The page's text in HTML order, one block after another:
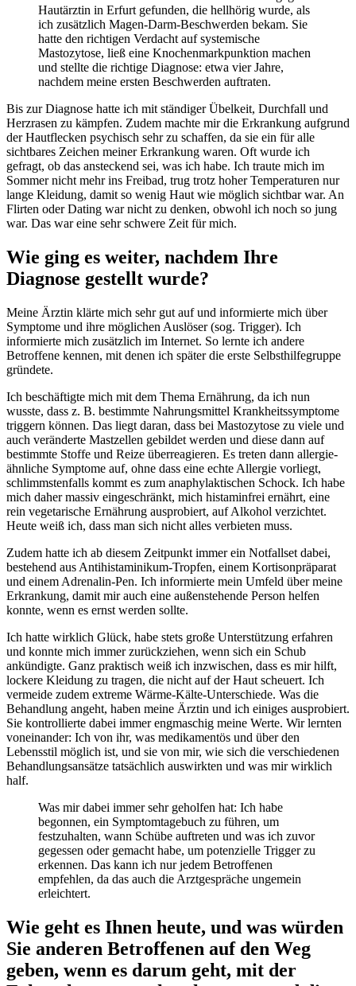
Hautärztin in Erfurt gefunden, die hellhörig wurde, als
ich zusätzlich Magen-Darm-Beschwerden bekam. Sie
hatte den richtigen Verdacht auf systemische
Mastozytose, ließ eine Knochenmarkpunktion machen
und stellte die richtige Diagnose: etwa vier Jahre,
nachdem meine ersten Beschwerden auftraten.
Bis zur Diagnose hatte ich mit ständiger Übelkeit, Durchfall und
Herzrasen zu kämpfen. Zudem machte mir die Erkrankung aufgrund
der Hautflecken psychisch sehr zu schaffen, da sie ein für alle
sichtbares Zeichen meiner Erkrankung waren. Oft wurde ich
gefragt, ob das ansteckend sei, was ich habe. Ich traute mich im
Sommer nicht mehr ins Freibad, trug trotz hoher Temperaturen nur
lange Kleidung, damit so wenig Haut wie möglich sichtbar war. An
Flirten oder Dating war nicht zu denken, obwohl ich noch so jung
war. Das war eine sehr schwere Zeit für mich.
Wie ging es weiter, nachdem Ihre
Diagnose gestellt wurde?
Meine Ärztin klärte mich sehr gut auf und informierte mich über
Symptome und ihre möglichen Auslöser (sog. Trigger). Ich
informierte mich zusätzlich im Internet. So lernte ich andere
Betroffene kennen, mit denen ich später die erste Selbsthilfegruppe
gründete.
Ich beschäftigte mich mit dem Thema Ernährung, da ich nun
wusste, dass z. B. bestimmte Nahrungsmittel Krankheitssymptome
triggern können. Das liegt daran, dass bei Mastozytose zu viele und
auch veränderte Mastzellen gebildet werden und diese dann auf
bestimmte Stoffe und Reize überreagieren. Es treten dann allergie-
ähnliche Symptome auf, ohne dass eine echte Allergie vorliegt,
schlimmstenfalls kommt es zum anaphylaktischen Schock. Ich habe
mich daher massiv eingeschränkt, mich histaminfrei ernährt, eine
rein vegetarische Ernährung ausprobiert, auf Alkohol verzichtet.
Heute weiß ich, dass man sich nicht alles verbieten muss.
Zudem hatte ich ab diesem Zeitpunkt immer ein Notfallset dabei,
bestehend aus Antihistaminikum-Tropfen, einem Kortisonpräparat
und einem Adrenalin-Pen. Ich informierte mein Umfeld über meine
Erkrankung, damit mir auch eine außenstehende Person helfen
konnte, wenn es ernst werden sollte.
Ich hatte wirklich Glück, habe stets große Unterstützung erfahren
und konnte mich immer zurückziehen, wenn sich ein Schub
ankündigte. Ganz praktisch weiß ich inzwischen, dass es mir hilft,
lockere Kleidung zu tragen, die nicht auf der Haut scheuert. Ich
vermeide zudem extreme Wärme-Kälte-Unterschiede. Was die
Behandlung angeht, haben meine Ärztin und ich einiges ausprobiert.
Sie kontrollierte dabei immer engmaschig meine Werte. Wir lernten
voneinander: Ich von ihr, was medikamentös und über den
Lebensstil möglich ist, und sie von mir, wie sich die verschiedenen
Behandlungsansätze tatsächlich auswirkten und was mir wirklich
half.
Was mir dabei immer sehr geholfen hat: Ich habe
begonnen, ein Symptomtagebuch zu führen, um
festzuhalten, wann Schübe auftreten und was ich zuvor
gegessen oder gemacht habe, um potenzielle Trigger zu
erkennen. Das kann ich nur jedem Betroffenen
empfehlen, da das auch die Arztgespräche ungemein
erleichtert.
Wie geht es Ihnen heute, und was würden
Sie anderen Betroffenen auf den Weg
geben, wenn es darum geht, mit der